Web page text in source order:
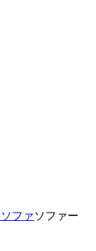
ソファソファー